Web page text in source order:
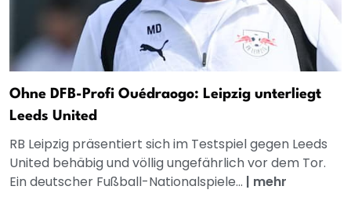
Ohne DFB-Profi Ouédraogo: Leipzig unterliegt
Leeds United
RB Leipzig präsentiert sich im Testspiel gegen Leeds
United behäbig und völlig ungefährlich vor dem Tor.
Ein deutscher Fußball-Nationalspiele... | mehr